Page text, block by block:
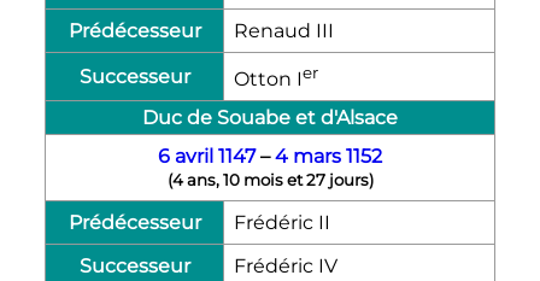
Prédécesseur
Renaud III
Successeur
Otton Ier
Duc de Souabe et d'Alsace
6 avril 1147–4 mars 1152
(4 ans, 10 mois et 27 jours)
Prédécesseur Frédéric II
Successeur
Frédéric IV